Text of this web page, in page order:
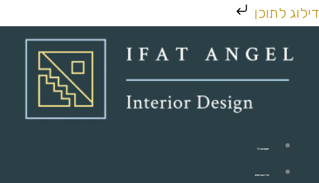
דילוג לתוכן
דילוג
יפעת אנג'ל
כל השירותים